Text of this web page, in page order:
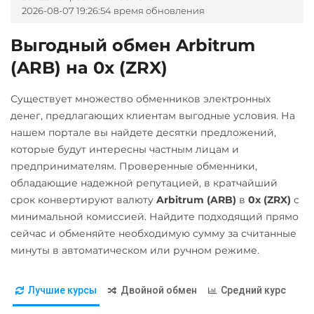
Ravencoin (RVN)
Ripple (XRP)
Shib
ERC20 BEP20
Solana (SOL)
StableUSD (USDS)
Starknet (STRK)
Stellar (XLM)
Sui
Terra Classic (LUNC)
Tether (USDT)
UAH
RUB
УкрСиббанк UAH
PancakeSwap (CAKE)
Pax Dollar (USDP)
Pol (ex-MATIC)
POL
Qtum
Ravencoin (RVN)
Ripple (XRP)
Shib
ERC20 BEP20
Беларусбанк BYN
ВТБ Банк RUB
ЕРИП Расчет BYN
Карта Unionpay CNY
Карта UZCARD UZS
Карта МИР RUB
Любой банк
BGN
AED GEL
AUD
2026-08-07 19:26:54 время обновления
Выгодный обмен Arbitrum
(ARB) на 0x (ZRX)
Существует множество обменников электронных
денег, предлагающих клиентам выгодные условия. На
нашем портале вы найдете десятки предложений,
которые будут интересны частным лицам и
предпринимателям. Проверенные обменники,
обладающие надежной репутацией, в кратчайший
срок конвертируют валюту Arbitrum (ARB) в 0x (ZRX) с
минимальной комиссией. Найдите подходящий прямо
сейчас и обменяйте необходимую сумму за считанные
минуты в автоматическом или ручном режиме.
Лучшие курсы Двойной обмен Средний курс